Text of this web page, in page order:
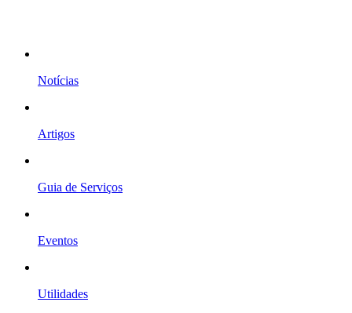
Notícias
Artigos
Guia de Serviços
Eventos
Utilidades